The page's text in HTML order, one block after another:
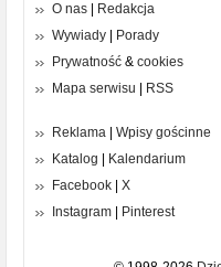
O nas
Redakcja
Wywiady
Porady
Prywatność & cookies
Mapa serwisu
RSS
Reklama
Wpisy gościnne
Katalog
Kalendarium
Facebook
X
Instagram
Pinterest